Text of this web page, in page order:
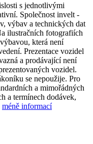
s jednotlivými
Společnost invelt -
výbav a technických dat
ilustračních fotografiích
která není
Prezentace vozidel
a prodávající není
vozidel.
se nepoužije. Pro
a mimořádných
a termínech dodávek,
méně informací